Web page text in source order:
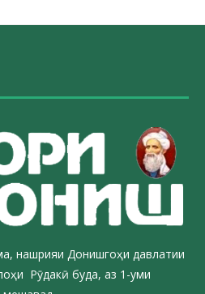
нашрияи Донишгоҳи давлатии
Рӯдакӣ буда, аз 1-уми